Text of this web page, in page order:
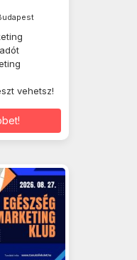
vehetsz!